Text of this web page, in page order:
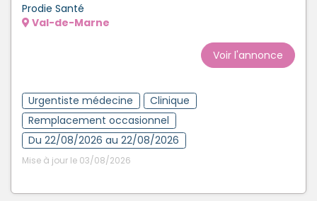
Prodie Santé
Val-de-Marne
Voir l'annonce
Urgentiste médecine
Clinique
Remplacement occasionnel
Du 22/08/2026 au 22/08/2026
Mise à jour le 03/08/2026